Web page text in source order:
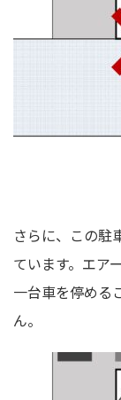
さらに、この駐
ています。エア
一台車を停める
ん。